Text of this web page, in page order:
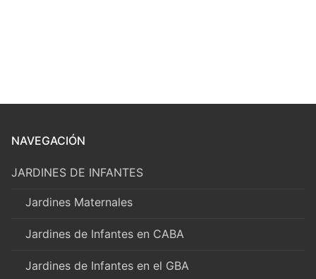
NAVEGACIÓN
JARDINES DE INFANTES
Jardines Maternales
Jardines de Infantes en CABA
Jardines de Infantes en el GBA